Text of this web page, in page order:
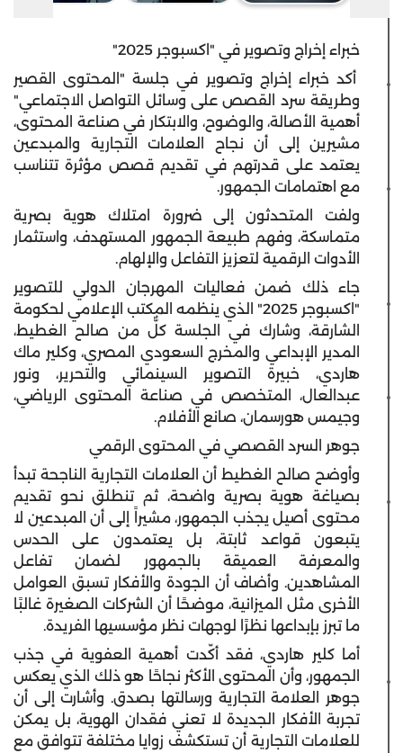
خبراء إخراج وتصوير في "اكسبوجر 2025"
أكد خبراء إخراج وتصوير في جلسة "المحتوى القصير
وطريقة سرد القصص على وسائل التواصل الاجتماعي"
أهمية الأصالة، والوضوح، والابتكار في صناعة المحتوى،
مشيرين إلى أن نجاح العلامات التجارية والمبدعين
يعتمد على قدرتهم في تقديم قصص مؤثرة تتناسب
مع اهتمامات الجمهور.
ولفت المتحدثون إلى ضرورة امتلاك هوية بصرية
متماسكة، وفهم طبيعة الجمهور المستهدف، واستثمار
الأدوات الرقمية لتعزيز التفاعل والإلهام.
جاء ذلك ضمن فعاليات المهرجان الدولي للتصوير
"اكسبوجر 2025" الذي ينظمه المكتب الإعلامي لحكومة
الشارقة، وشارك في الجلسة كلٌّ من صالح الغطيط،
المدير الإبداعي والمخرج السعودي المصري، وكلير ماك
هاردي، خبيرة التصوير السينمائي والتحرير، ونور
عبدالعال، المتخصص في صناعة المحتوى الرياضي،
وجيمس هورسمان، صانع الأفلام.
جوهر السرد القصصي في المحتوى الرقمي
وأوضح صالح الغطيط أن العلامات التجارية الناجحة تبدأ
بصياغة هوية بصرية واضحة، ثم تنطلق نحو تقديم
محتوى أصيل يجذب الجمهور، مشيراً إلى أن المبدعين لا
يتبعون قواعد ثابتة، بل يعتمدون على الحدس
والمعرفة العميقة بالجمهور لضمان تفاعل
المشاهدين. وأضاف أن الجودة والأفكار تسبق العوامل
الأخرى مثل الميزانية، موضحًا أن الشركات الصغيرة غالبًا
ما تبرز بإبداعها نظرًا لوجهات نظر مؤسسيها الفريدة.
أما كلير هاردي، فقد أكّدت أهمية العفوية في جذب
الجمهور، وأن المحتوى الأكثر نجاحًا هو ذلك الذي يعكس
جوهر العلامة التجارية ورسالتها بصدق. وأشارت إلى أن
تجربة الأفكار الجديدة لا تعني فقدان الهوية، بل يمكن
للعلامات التجارية أن تستكشف زوايا مختلفة تتوافق مع